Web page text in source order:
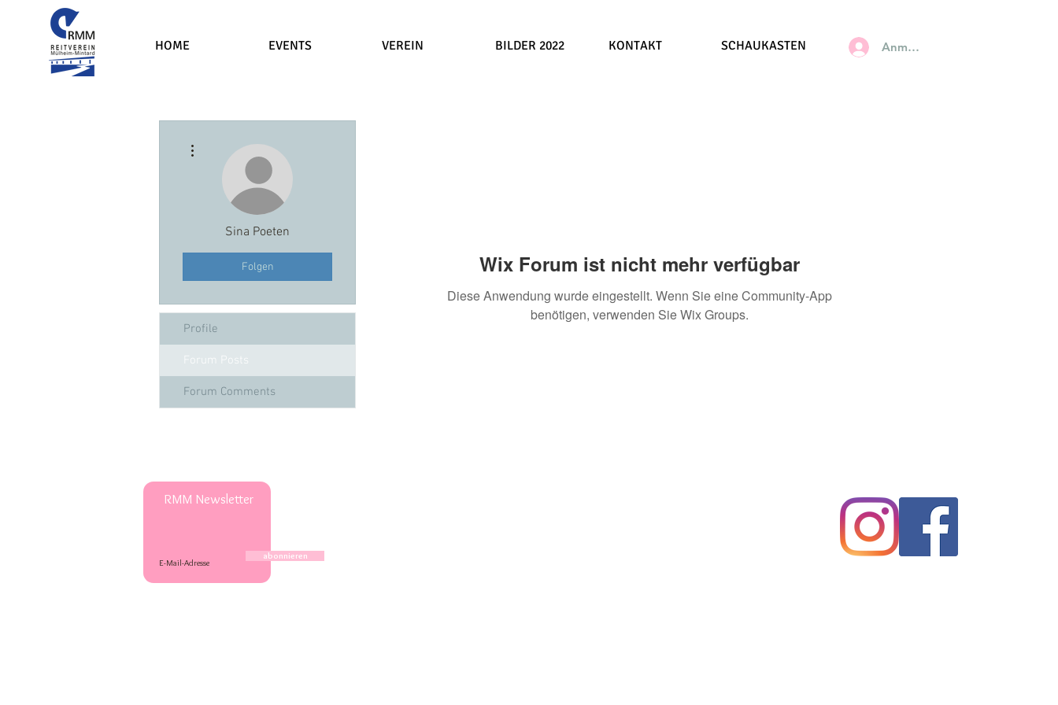
HOME EVENTS VEREIN BILDER 2022 KONTAKT SCHAUKASTEN Anmelden
Wix Forum ist nicht mehr verfügbar
Diese Anwendung wurde eingestellt. Wenn Sie eine Community-App
benötigen, verwenden Sie Wix Groups.
Sina Poeten
Folgen
Profile
Forum Posts
Forum Comments
RMM Newsletter
abonnieren